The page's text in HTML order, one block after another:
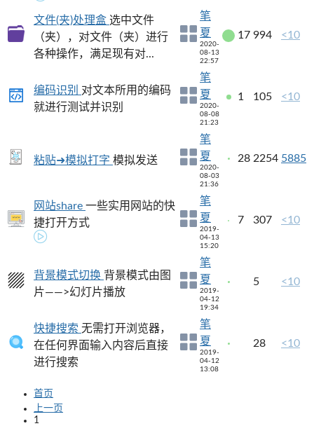
文件(夹)处理盒 选中文件
（夹），对文件（夹）进行
各种操作，满足现有对...
笔
夏
2020-
08-13
22:57
17 994 <10
编码识别 对文本所用的编码
就进行测试并识别
笔
夏
2020-
08-08
21:23
1 105 <10
粘贴➜模拟打字 模拟发送
笔
夏
2020-
08-03
21:36
28 2254 5885
网站share 一些实用网站的快
捷打开方式
笔
夏
2019-
04-13
15:20
7 307 <10
背景模式切换 背景模式由图
片——>幻灯片播放
笔
夏
2019-
04-12
19:34
5 <10
快捷搜索 无需打开浏览器，
在任何界面输入内容后直接
进行搜索
笔
夏
2019-
04-12
13:08
28 <10
首页
上一页
1